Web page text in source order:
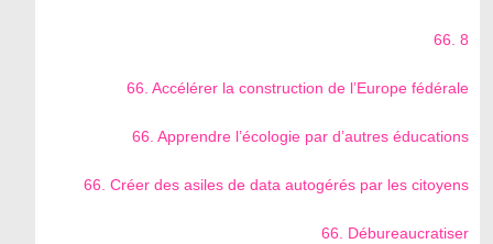
66. 8
66. Accélérer la construction de l’Europe fédérale
66. Apprendre l’écologie par d’autres éducations
66. Créer des asiles de data autogérés par les citoyens
66. Débureaucratiser